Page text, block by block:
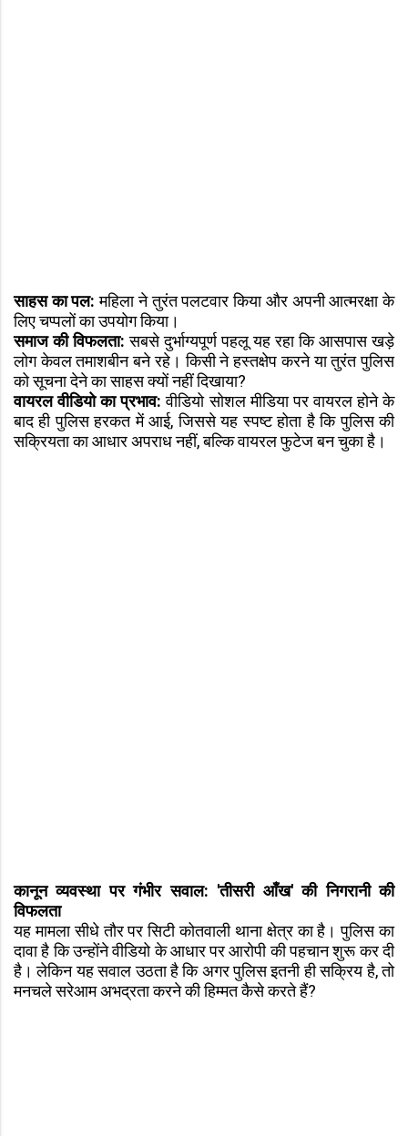
साहस का पल: महिला ने तुरंत पलटवार किया और अपनी आत्मरक्षा के
लिए चप्पलों का उपयोग किया।
समाज की विफलता: सबसे दुर्भाग्यपूर्ण पहलू यह रहा कि आसपास खड़े
लोग केवल तमाशबीन बने रहे। किसी ने हस्तक्षेप करने या तुरंत पुलिस
को सूचना देने का साहस क्यों नहीं दिखाया?
वायरल वीडियो का प्रभाव:वीडियो सोशल मीडिया पर वायरल होने के
बाद ही पुलिस हरकत में आई, जिससे यह स्पष्ट होता है कि पुलिस की
सक्रियता का आधार अपराध नहीं, बल्कि वायरल फुटेज बन चुका है।
कानून व्यवस्था पर गंभीर सवाल: 'तीसरी आँख' की निगरानी की
विफलता
यह मामला सीधे तौर पर सिटी कोतवाली थाना क्षेत्र का है। पुलिस का
दावा है कि उन्होंने वीडियो के आधार पर आरोपी की पहचान शुरू कर दी
है। लेकिन यह सवाल उठता है कि अगर पुलिस इतनी ही सक्रिय है, तो
मनचले सरेआम अभद्रता करने की हिम्मत कैसे करते हैं?